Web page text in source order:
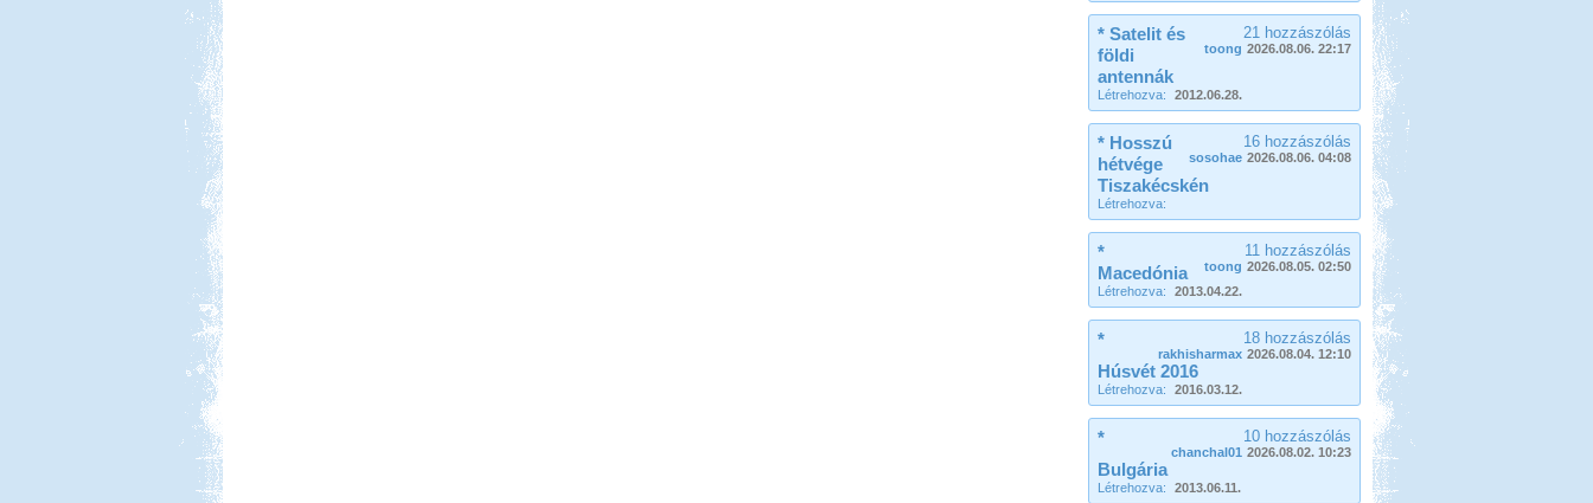
21 hozzászólás
toong 2026.08.06. 22:17
* Satelit és
földi
antennák
Létrehozva: 2012.06.28.
16 hozzászólás
sosohae 2026.08.06. 04:08
* Hosszú
hétvége
Tiszakécskén
Létrehozva:
11 hozzászólás
toong 2026.08.05. 02:50
*
Macedónia
Létrehozva: 2013.04.22.
18 hozzászólás
rakhisharmax 2026.08.04. 12:10
*
Húsvét 2016
Létrehozva: 2016.03.12.
10 hozzászólás
chanchal01 2026.08.02. 10:23
*
Bulgária
Létrehozva: 2013.06.11.